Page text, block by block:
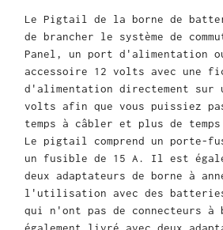
Le Pigtail de la borne de
de brancher le système de
Panel, un port d'alimentation
accessoire 12 volts avec une
d'alimentation directement sur
volts afin que vous puissiez
temps à câbler et plus de
Le pigtail comprend un porte-
un fusible de 15 A. Il est
deux adaptateurs de borne à
l'utilisation avec des batteries
qui n'ont pas de connecteurs